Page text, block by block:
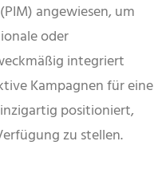
angewiesen, um
oder
integriert
Kampagnen für eine
positioniert,
zu stellen.